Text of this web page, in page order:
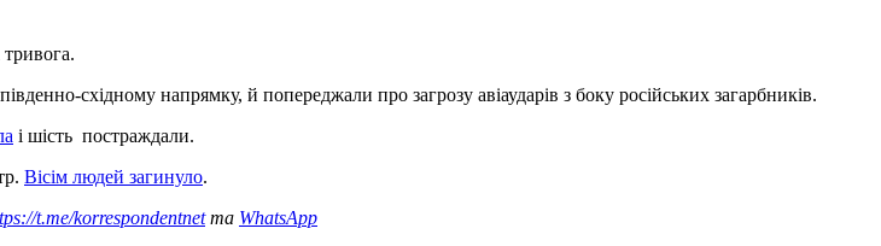
східному напрямку, й попереджали про загрозу авіаударів з боку російських загарбників.
і шість постраждали.
Вісім людей загинуло.
t.me/korrespondentnetта WhatsApp